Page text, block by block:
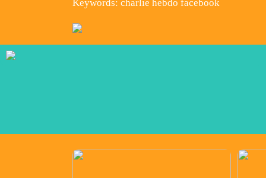
Keywords: charlie hebdo facebook